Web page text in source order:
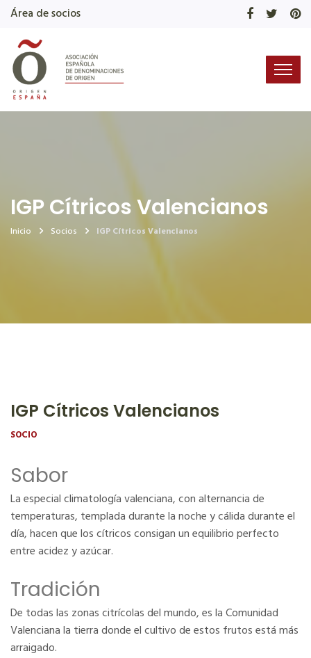
Área de socios
IGP Cítricos Valencianos
Inicio Socios IGP Cítricos Valencianos
IGP Cítricos Valencianos
SOCIO
Sabor
La especial climatología valenciana, con alternancia de
temperaturas, templada durante la noche y cálida durante el
día, hacen que los cítricos consigan un equilibrio perfecto
entre acidez y azúcar.
Tradición
De todas las zonas citrícolas del mundo, es la Comunidad
Valenciana la tierra donde el cultivo de estos frutos está más
arraigado.